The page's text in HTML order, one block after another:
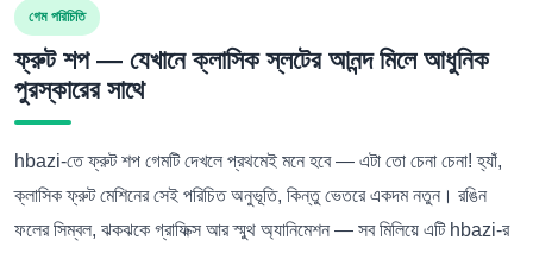
গেম পরিচিতি
ফ্রুট শপ — যেখানে ক্লাসিক স্লটের আনন্দ মিলে আধুনিক
পুরস্কারের সাথে
hbazi-তে ফ্রুট শপ গেমটি দেখলে প্রথমেই মনে হবে — এটা তো চেনা চেনা! হ্যাঁ,
ক্লাসিক ফ্রুট মেশিনের সেই পরিচিত অনুভূতি, কিন্তু ভেতরে একদম নতুন। রঙিন
ফলের সিম্বল, ঝকঝকে গ্রাফিক্স আর স্মুথ অ্যানিমেশন — সব মিলিয়ে এটি hbazi-র